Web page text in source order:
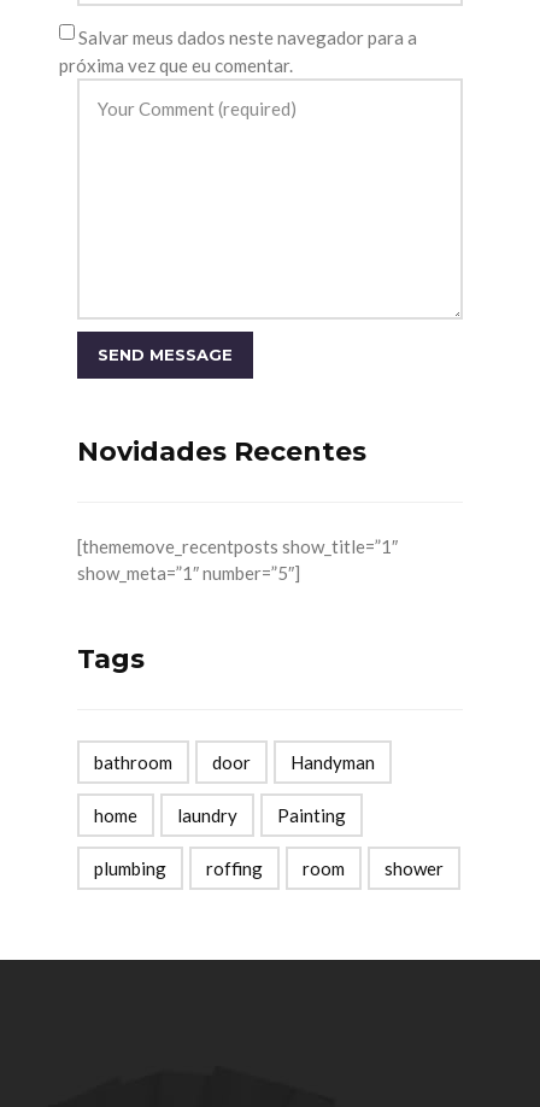
Salvar meus dados neste navegador para a
próxima vez que eu comentar.
Novidades Recentes
[thememove_recentposts show_title=”1″
show_meta=”1″ number=”5″]
Tags
bathroom door Handyman
home laundry Painting
plumbing roffing room shower